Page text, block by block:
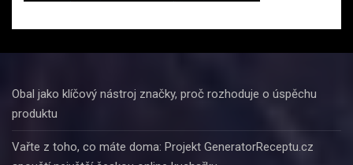
Obal jako klíčový nástroj značky, proč rozhoduje o úspěchu
produktu
Vařte z toho, co máte doma: Projekt GeneratorReceptu.cz